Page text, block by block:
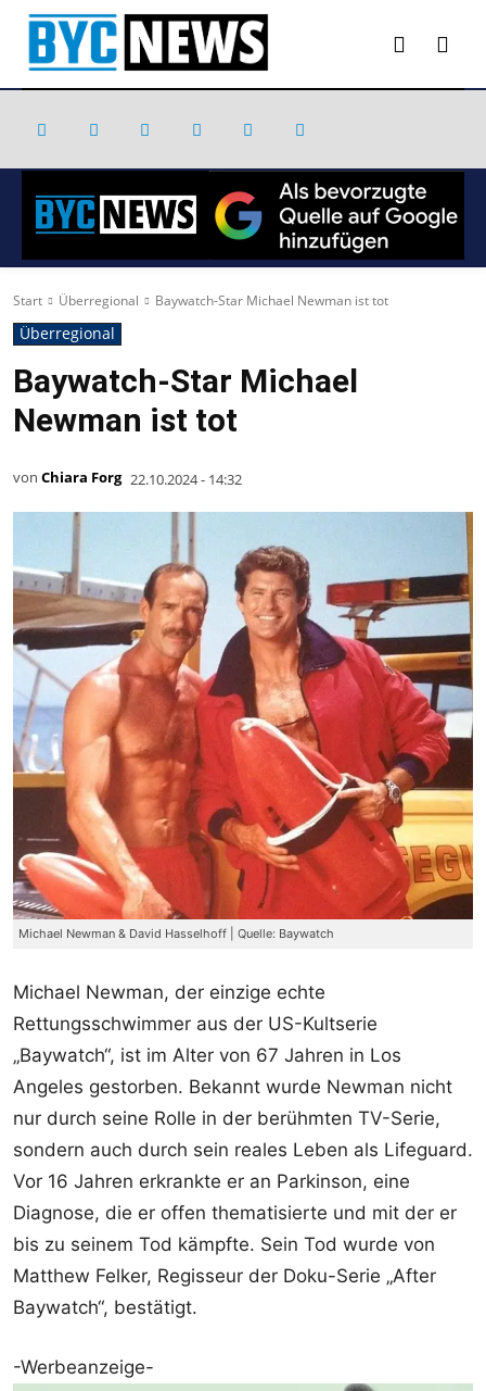
Start Überregional Baywatch-Star Michael Newman ist tot
Überregional
Baywatch-Star Michael
Newman ist tot
von Chiara Forg 22.10.2024 - 14:32
Michael Newman & David Hasselhoff | Quelle: Baywatch
Michael Newman, der einzige echte
Rettungsschwimmer aus der US-Kultserie
„Baywatch“, ist im Alter von 67 Jahren in Los
Angeles gestorben. Bekannt wurde Newman nicht
nur durch seine Rolle in der berühmten TV-Serie,
sondern auch durch sein reales Leben als Lifeguard.
Vor 16 Jahren erkrankte er an Parkinson, eine
Diagnose, die er offen thematisierte und mit der er
bis zu seinem Tod kämpfte. Sein Tod wurde von
Matthew Felker, Regisseur der Doku-Serie „After
Baywatch“, bestätigt.
-Werbeanzeige-